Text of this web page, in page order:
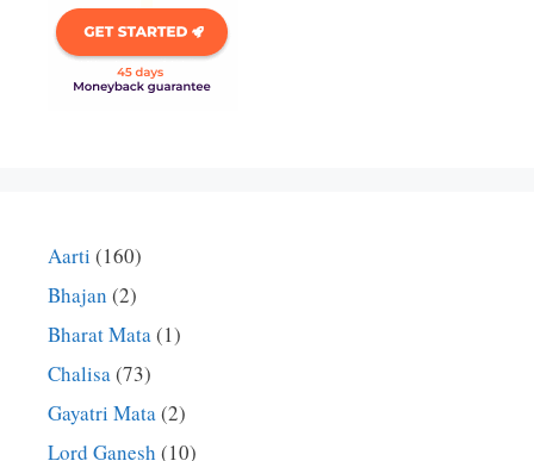
Aarti (160)
Bhajan (2)
Bharat Mata(1)
Chalisa(73)
Gayatri Mata(2)
Lord Ganesh (10)